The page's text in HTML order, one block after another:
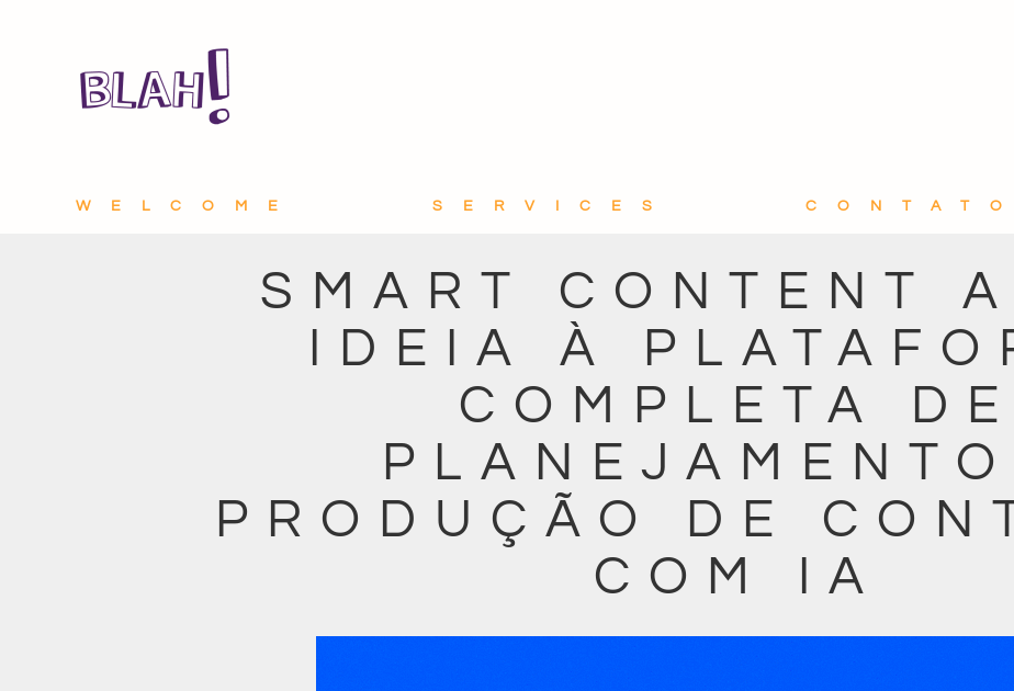
WELCOME SERVICES
SMART CONTENT
IDEIA À
COMPLETA DE
PLANEJAMENTO
PRODUÇÃO DE
COM IA